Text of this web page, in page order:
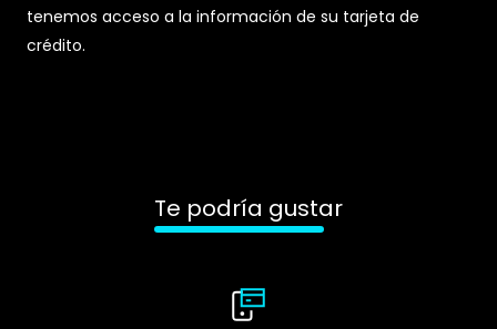
tenemos acceso a la información de su tarjeta de
crédito.
Te podría gustar